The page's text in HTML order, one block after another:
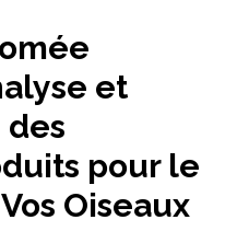
et
des
pour le
Oiseaux